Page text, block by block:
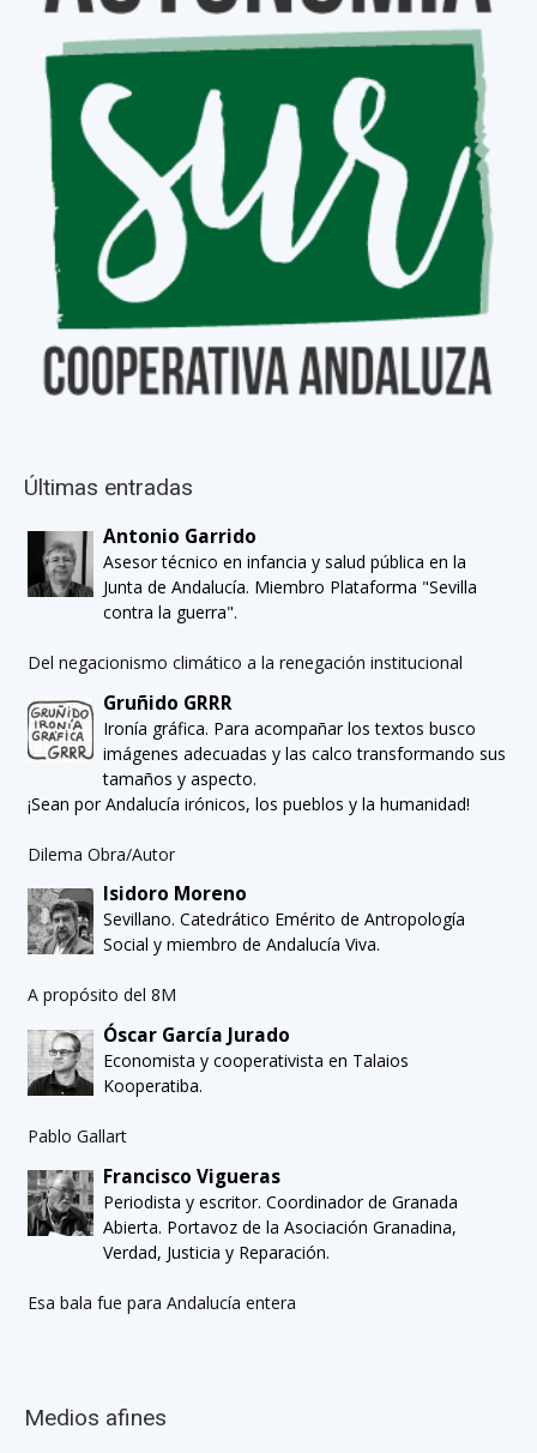
Últimas entradas
Antonio Garrido
Asesor técnico en infancia y salud pública en la
Junta de Andalucía. Miembro Plataforma "Sevilla
contra la guerra".
Del negacionismo climático a la renegación institucional
Gruñido GRRR
Ironía gráfica. Para acompañar los textos busco
imágenes adecuadas y las calco transformando sus
tamaños y aspecto.
¡Sean por Andalucía irónicos, los pueblos y la humanidad!
Dilema Obra/Autor
Isidoro Moreno
Sevillano. Catedrático Emérito de Antropología
Social y miembro de Andalucía Viva.
A propósito del 8M
Óscar García Jurado
Economista y cooperativista en Talaios
Kooperatiba.
Pablo Gallart
Francisco Vigueras
Periodista y escritor. Coordinador de Granada
Abierta. Portavoz de la Asociación Granadina,
Verdad, Justicia y Reparación.
Esa bala fue para Andalucía entera
Medios afines